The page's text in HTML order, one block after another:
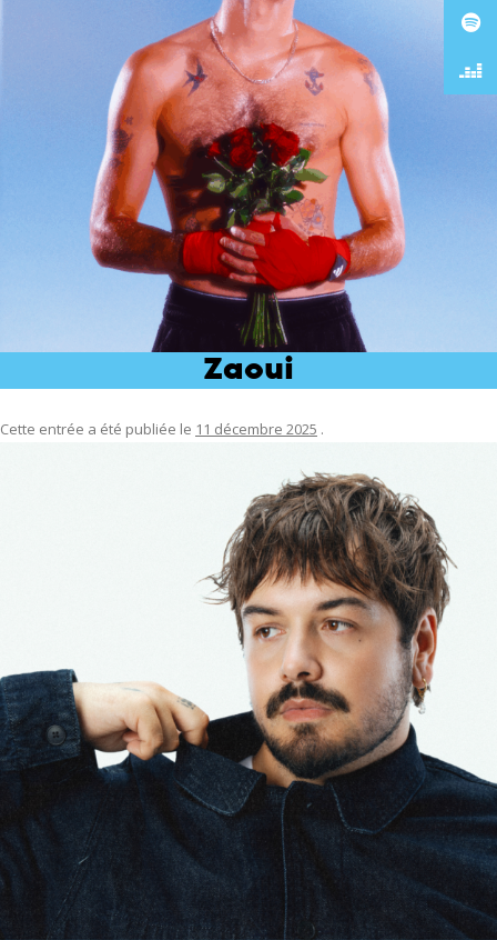
Zaoui
Cette entrée a été publiée le 11 décembre 2025 .